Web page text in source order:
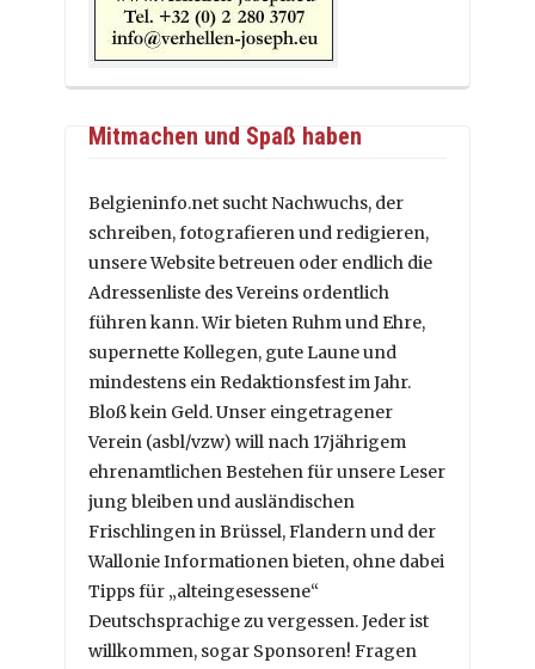
Mitmachen und Spaß haben
Belgieninfo.net sucht Nachwuchs, der
schreiben, fotografieren und redigieren,
unsere Website betreuen oder endlich die
Adressenliste des Vereins ordentlich
führen kann. Wir bieten Ruhm und Ehre,
supernette Kollegen, gute Laune und
mindestens ein Redaktionsfest im Jahr.
Bloß kein Geld. Unser eingetragener
Verein (asbl/vzw) will nach 17jährigem
ehrenamtlichen Bestehen für unsere Leser
jung bleiben und ausländischen
Frischlingen in Brüssel, Flandern und der
Wallonie Informationen bieten, ohne dabei
Tipps für „alteingesessene“
Deutschsprachige zu vergessen. Jeder ist
willkommen, sogar Sponsoren! Fragen